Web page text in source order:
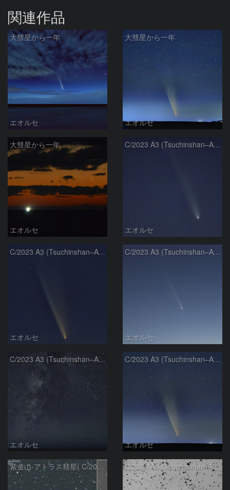
関連作品
大彗星から一年
エオルセ
大彗星から一年
エオルセ
大彗星から一年
エオルセ
C/2023 A3 (Tsuchinshan–ATLAS)
エオルセ
C/2023 A3 (Tsuchinshan–ATLAS)
エオルセ
C/2023 A3 (Tsuchinshan–ATLAS)
エオルセ
C/2023 A3 (Tsuchinshan–ATLAS)と天の川
エオルセ
C/2023 A3 (Tsuchinshan–ATLAS)
エオルセ
紫金山-アトラス彗星( C/2023A3 )：2025/09/16 C/2023 A3 (Tsuchinshan-ATLAS)